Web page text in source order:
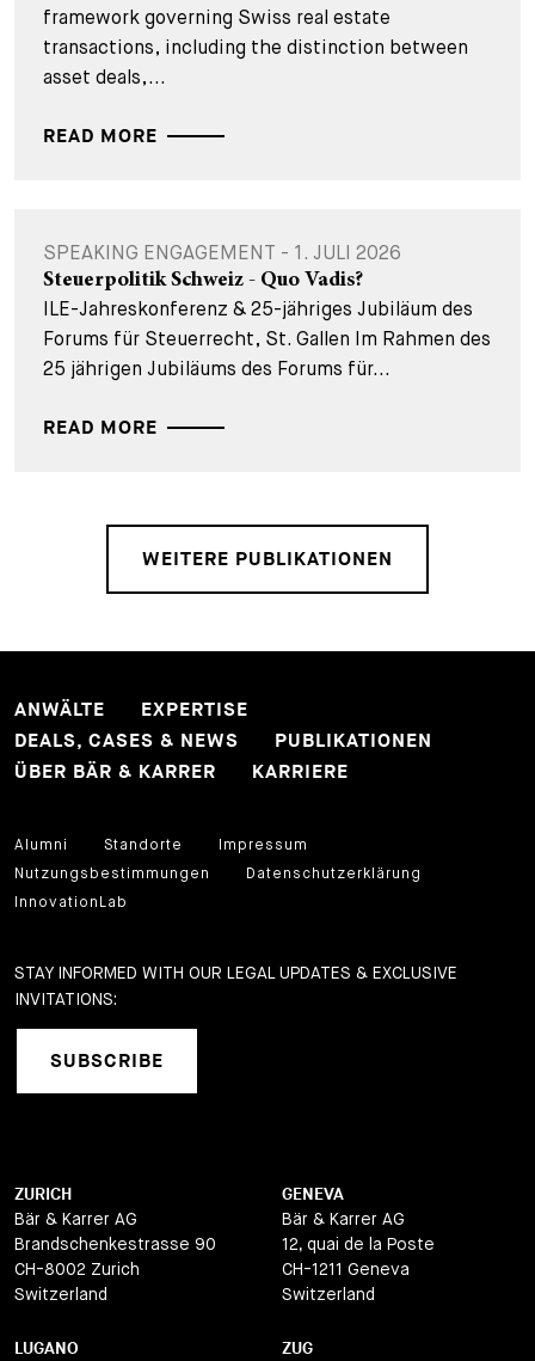
framework governing Swiss real estate
transactions, including the distinction between
asset deals,...
READ MORE
SPEAKING ENGAGEMENT - 1. JULI 2026
Steuerpolitik Schweiz - Quo Vadis?
ILE-Jahreskonferenz & 25-jähriges Jubiläum des
Forums für Steuerrecht, St. Gallen Im Rahmen des
25 jährigen Jubiläums des Forums für...
READ MORE
WEITERE PUBLIKATIONEN
ANWÄLTE
EXPERTISE
DEALS, CASES & NEWS
PUBLIKATIONEN
ÜBER BÄR & KARRER
KARRIERE
Alumni Standorte
Impressum
Nutzungsbestimmungen
Datenschutzerklärung
InnovationLab
STAY INFORMED WITH OUR LEGAL UPDATES & EXCLUSIVE
INVITATIONS:
SUBSCRIBE
ZURICH
Bär & Karrer AG
Brandschenkestrasse 90
CH-8002 Zurich
Switzerland
GENEVA
Bär & Karrer AG
12, quai de la Poste
CH-1211 Geneva
Switzerland
LUGANO ZUG